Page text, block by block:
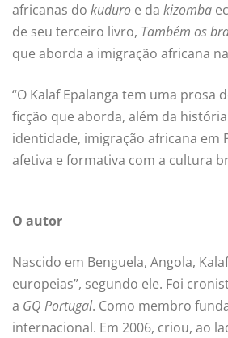
africanas do kuduro e da kizomba
de seu terceiro livro, Também os
que aborda a imigração africana
“O Kalaf Epalanga tem uma prosa
ficção que aborda, além da
identidade, imigração africana em
afetiva e formativa com a cultura
O autor
Nascido em Benguela, Angola,
europeias”, segundo ele. Foi
a GQ Portugal. Como membro
internacional. Em 2006, criou, ao